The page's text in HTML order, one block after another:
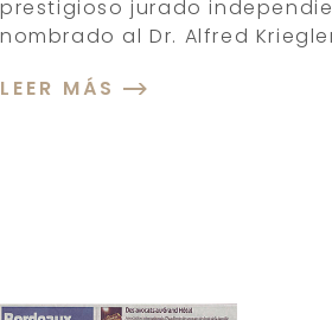
prestigioso jurado
nombrado al Dr. Alfred
LEER MÁS